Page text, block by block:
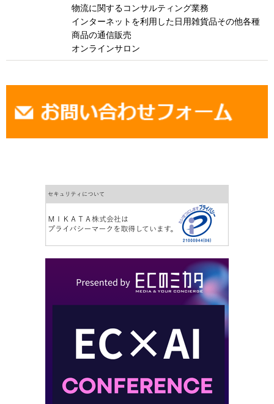
物流に関するコンサルティング業務
インターネットを利用した日用雑貨品その他各種
商品の通信販売
オンラインサロン